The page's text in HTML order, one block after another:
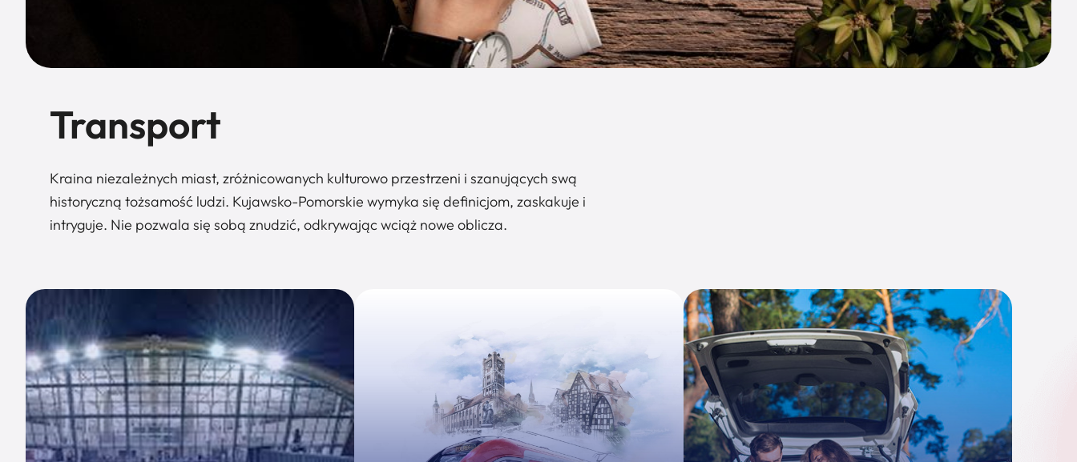
Transport
Kraina niezależnych miast, zróżnicowanych kulturowo przestrzeni i szanujących swą
historyczną tożsamość ludzi. Kujawsko-Pomorskie wymyka się definicjom, zaskakuje i
intryguje. Nie pozwala się sobą znudzić, odkrywając wciąż nowe oblicza.